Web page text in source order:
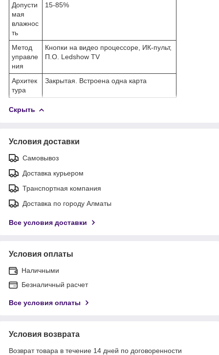
Допусти
мая
влажнос
ть
15-85%
Метод
управле
ния
Кнопки на видео процессоре, ИК-пульт,
П.О. Ledshow TV
Архитек
тура
Закрытая. Встроена одна карта
Скрыть
Условия доставки
Самовывоз
Доставка курьером
Транспортная компания
Доставка по городу Алматы
Все условия доставки
Условия оплаты
Наличными
Безналичный расчет
Все условия оплаты
Условия возврата
Возврат товара в течение 14 дней по договоренности